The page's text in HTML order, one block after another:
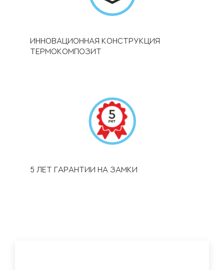
ИННОВАЦИОННАЯ КОНСТРУКЦИЯ
ТЕРМОКОМПОЗИТ
5 ЛЕТ ГАРАНТИИ НА ЗАМКИ